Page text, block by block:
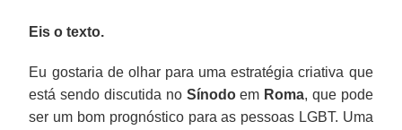
Eis o texto.
Eu gostaria de olhar para uma estratégia criativa que
está sendo discutida no Sínodoem Roma, que pode
ser um bom prognóstico para as pessoas LGBT. Uma